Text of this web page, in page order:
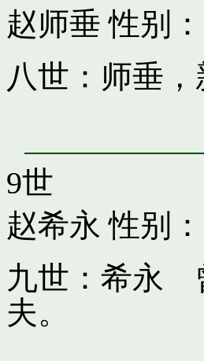
赵师垂 性别
八世：师垂
9世
赵希永 性别
九世：希永
夫。